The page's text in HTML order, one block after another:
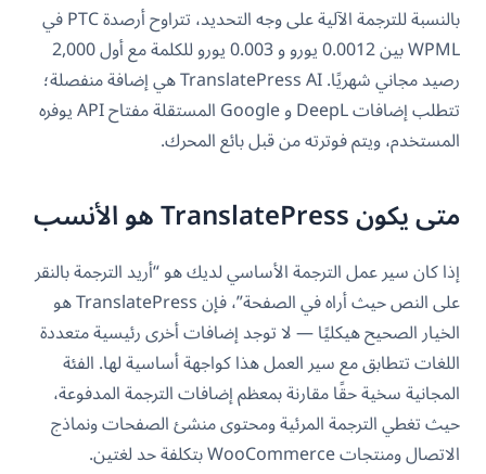
بالنسبة للترجمة الآلية على وجه التحديد، تتراوح أرصدة PTC في
WPML بين 0.0012 يورو و 0.003 يورو للكلمة مع أول 2,000
رصيد مجاني شهريًا. TranslatePress AI هي إضافة منفصلة؛
تتطلب إضافات DeepL و Google المستقلة مفتاح API يوفره
المستخدم، ويتم فوترته من قبل بائع المحرك.
متى يكون TranslatePress هو الأنسب
إذا كان سير عمل الترجمة الأساسي لديك هو “أريد الترجمة بالنقر
على النص حيث أراه في الصفحة”، فإن TranslatePress هو
الخيار الصحيح هيكليًا — لا توجد إضافات أخرى رئيسية متعددة
اللغات تتطابق مع سير العمل هذا كواجهة أساسية لها. الفئة
المجانية سخية حقًا مقارنة بمعظم إضافات الترجمة المدفوعة،
حيث تغطي الترجمة المرئية ومحتوى منشئ الصفحات ونماذج
الاتصال ومنتجات WooCommerce بتكلفة حد لغتين.